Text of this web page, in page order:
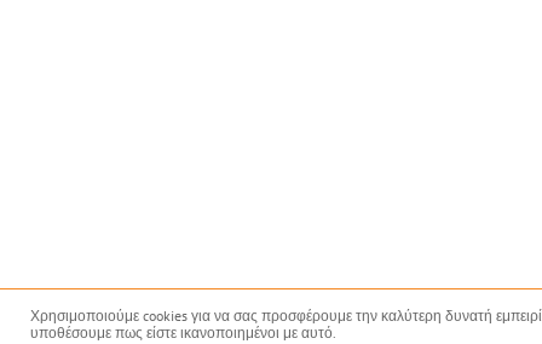
Χρησιμοποιούμε cookies για να σας προσφέρουμε την καλύτερη δυνατή
υποθέσουμε πως είστε ικανοποιημένοι με αυτό.